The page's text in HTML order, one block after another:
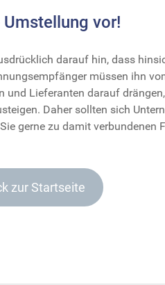
vor!
darauf hin, dass
müssen ihn
Lieferanten darauf
Daher sollten sich
gerne zu damit verbundenen
zur Startseite